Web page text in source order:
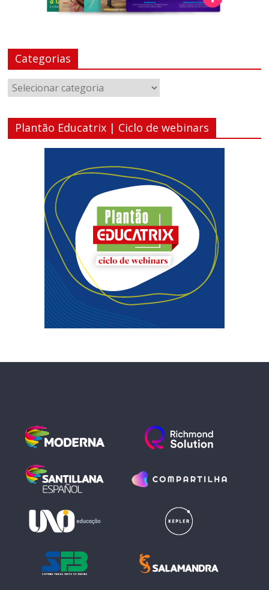
Categorias
Categorias
Plantão Educatrix | Ciclo de webinars